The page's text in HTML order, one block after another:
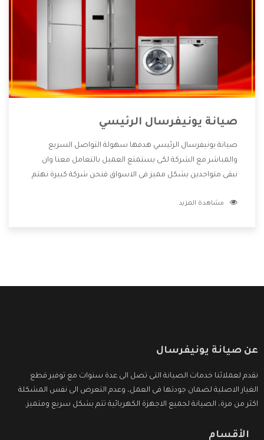
صيانة يونيفرسال الرئيسي
صيانة يونيفرسال الرئيسي هدفها سهولة التواصل السريع
والمباشر مع الشركة لكى يستمتع العميل بالتعامل معنا وان
نبقى متواجدين بشكل مميز فى الاسواق فنحن شركة كبيرة نهتم
الشركة بها والتى تكون منها خدمة الصيانة التى تكون من أهم
مشاهدة المزيد
عن صيانة يونيفرسال
نقدم لعملائنا خدمات الصيانة التى تصل الى عدة سنوات مع توفير قطع
الغيار الاصلية لضمان جودتها فى العمل، وعدم التعرض الى نفس المشكلة
اكثر من مرة، الصيانة لجميع الاجهزة الكهربائية تتم بشكل سريع ومتميز.
الأقسام